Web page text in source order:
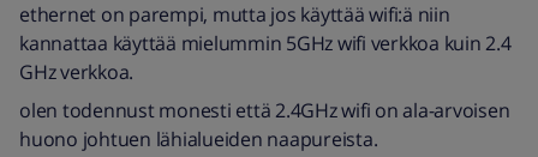
ethernet on parempi, mutta jos käyttää wifi:ä niin
kannattaa käyttää mielummin 5GHz wifi verkkoa kuin 2.4
GHz verkkoa.
olen todennust monesti että 2.4GHz wifi on ala-arvoisen
huono johtuen lähialueiden naapureista.